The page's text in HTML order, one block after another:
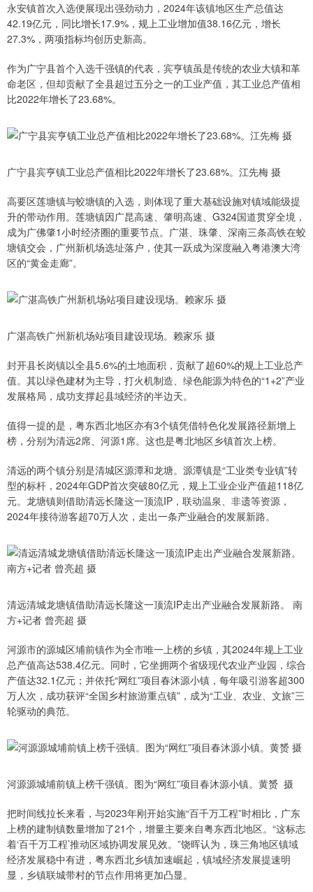
永安镇首次入选便展现出强劲动力，2024年该镇地区生产总值达
42.19亿元，同比增长17.9%，规上工业增加值38.16亿元，增长
27.3%，两项指标均创历史新高。
作为广宁县首个入选千强镇的代表，宾亨镇虽是传统的农业大镇和革
命老区，但却贡献了全县超过五分之一的工业产值，其工业总产值相
比2022年增长了23.68%。
广宁县宾亨镇工业总产值相比2022年增长了23.68%。江先梅 摄
高要区莲塘镇与蛟塘镇的入选，则体现了重大基础设施对镇域能级提
升的带动作用。莲塘镇因广昆高速、肇明高速、G324国道贯穿全境，
成为广佛肇1小时经济圈的重要节点。广湛、珠肇、深南三条高铁在蛟
塘镇交会，广州新机场选址落户，使其一跃成为深度融入粤港澳大湾
区的“黄金走廊”。
广湛高铁广州新机场站项目建设现场。赖家乐 摄
封开县长岗镇以全县5.6%的土地面积，贡献了超60%的规上工业总产
值。其以绿色建材为主导，打火机制造、绿色能源为特色的“1+2”产业
发展格局，成功支撑起县域经济的半边天。
值得一提的是，粤东西北地区亦有3个镇凭借特色化发展路径新增上
榜，分别为清远2席、河源1席。这也是粤北地区乡镇首次上榜。
清远的两个镇分别是清城区源潭和龙塘。源潭镇是“工业类专业镇”转
型的标杆，2024年GDP首次突破80亿元，规上工业企业产值超118亿
元。龙塘镇则借助清远长隆这一顶流IP，联动温泉、非遗等资源，
2024年接待游客超70万人次，走出一条产业融合的发展新路。
清远清城龙塘镇借助清远长隆这一顶流IP走出产业融合发展新路。 南
方+记者 曾亮超 摄
河源市的源城区埔前镇作为全市唯一上榜的乡镇，其2024年规上工业
总产值高达538.4亿元。同时，它坐拥两个省级现代农业产业园，综合
产值达32.1亿元；并依托“网红”项目春沐源小镇，每年吸引游客超300
万人次，成功获评“全国乡村旅游重点镇”，成为“工业、农业、文旅”三
轮驱动的典范。
河源源城埔前镇上榜千强镇。图为“网红”项目春沐源小镇。黄赟 摄
把时间线拉长来看，与2023年刚开始实施“百千万工程”时相比，广东
上榜的建制镇数量增加了21个，增量主要来自粤东西北地区。“这标志
着‘百千万工程’推动区域协调发展见效。”饶晖认为，珠三角地区镇域
经济发展稳中有进，粤东西北乡镇加速崛起，镇域经济发展提速明
显，乡镇联城带村的节点作用将更加凸显。